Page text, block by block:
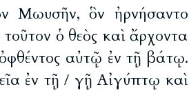
Μωυσῆν, ὃν ἠρνήσαντο
ὁ θεὸς καὶ ἄρχοντα
αὐτῷ ἐν τῇ βάτῳ.
ἐν τῇ / γῇ Αἰγύπτῳ καὶ